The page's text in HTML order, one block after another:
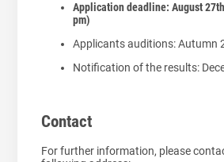
Application deadline: August 27th
pm)
Applicants auditions: Autumn
Notification of the results:
Contact
For further information, please